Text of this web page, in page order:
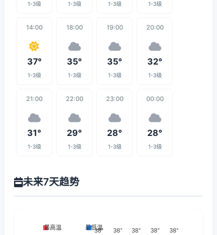
1-3级 1-3级 1-3级 1-3级
14:00
37°
1-3级
18:00
35°
1-3级
19:00
35°
1-3级
20:00
32°
1-3级
21:00
31°
1-3级
22:00
29°
1-3级
23:00
28°
1-3级
00:00
28°
1-3级
未来7天趋势